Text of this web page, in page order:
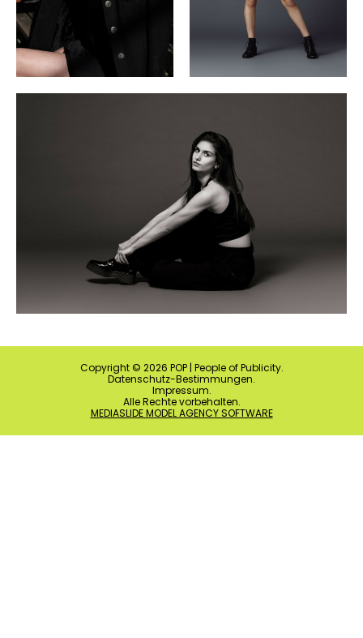
Copyright © 2026 POP | People of Publicity.
Datenschutz-Bestimmungen.
Impressum.
Alle Rechte vorbehalten.
MEDIASLIDE MODEL AGENCY SOFTWARE